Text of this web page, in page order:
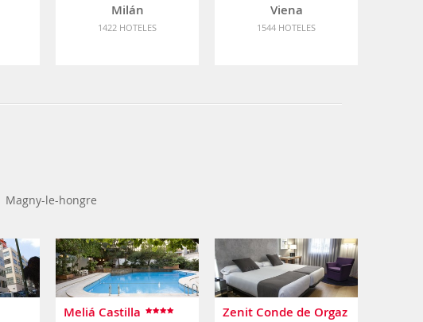
Milán
1422 HOTELES
Viena
1544 HOTELES
Magny-le-hongre
Meliá Castilla Zenit Conde de Orgaz